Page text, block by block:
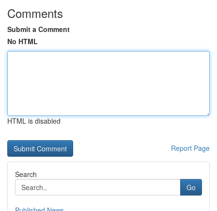
Comments
Submit a Comment
No HTML
HTML is disabled
Report Page
Search
Go